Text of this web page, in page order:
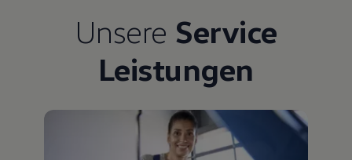
Unsere Service
Leistungen